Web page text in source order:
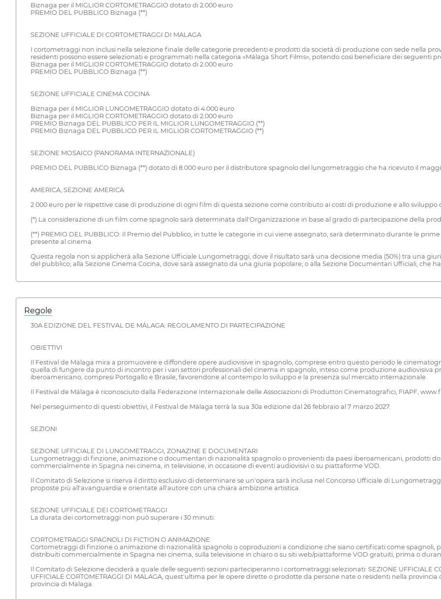
Biznaga per il MIGLIOR CORTOMETRAGGIO dotato di 2.000 euro
PREMIO DEL PUBBLICO Biznaga (**)
SEZIONE UFFICIALE DI CORTOMETRAGGI DI MALAGA
I cortometraggi non inclusi nella selezione finale delle categorie precedenti e prodotti da società di produzione con sede nella
residenti possono essere selezionati e programmati nella categoria «Málaga Short Films», potendo così beneficiare dei seguenti
Biznaga per il MIGLIOR CORTOMETRAGGIO dotato di 2.000 euro
PREMIO DEL PUBBLICO Biznaga (**)
SEZIONE UFFICIALE CINEMA COCINA
Biznaga per il MIGLIOR LUNGOMETRAGGIO dotato di 4.000 euro
Biznaga per il MIGLIOR CORTOMETRAGGIO dotato di 2.000 euro
PREMIO Biznaga DEL PUBBLICO PER IL MIGLIOR LUNGOMETRAGGIO (**)
PREMIO Biznaga DEL PUBBLICO PER IL MIGLIOR CORTOMETRAGGIO (**)
SEZIONE MOSAICO (PANORAMA INTERNAZIONALE)
PREMIO DEL PUBBLICO Biznaga (**) dotato di 8.000 euro per il distributore spagnolo del lungometraggio che ha ricevuto il
AMERICA, SEZIONE AMERICA
2.000 euro per le rispettive case di produzione di ogni film di questa sezione come contributo ai costi di produzione e allo
(*) La considerazione di un film come spagnolo sarà determinata dall'Organizzazione in base al grado di partecipazione della
(**) PREMIO DEL PUBBLICO: Il Premio del Pubblico, in tutte le categorie in cui viene assegnato, sarà determinato durante le
presente al cinema.
Questa regola non si applicherà alla Sezione Ufficiale Lungometraggi, dove il risultato sarà una decisione media (50%) tra una
del pubblico; alla Sezione Cinema Cocina, dove sarà assegnato da una giuria popolare; o alla Sezione Documentari Ufficiali, che
Regole
30A EDIZIONE DEL FESTIVAL DE MÁLAGA: REGOLAMENTO DI PARTECIPAZIONE
OBIETTIVI
Il Festival de Málaga mira a promuovere e diffondere opere audiovisive in spagnolo, comprese entro questo periodo le
quella di fungere da punto di incontro per i vari settori professionali del cinema in spagnolo, inteso come produzione audiovisiva
iberoamericano, compresi Portogallo e Brasile, favorendone al contempo lo sviluppo e la presenza sul mercato internazionale.
Il Festival de Málaga è riconosciuto dalla Federazione Internazionale delle Associazioni di Produttori Cinematografici, FIAPF,
Nel perseguimento di questi obiettivi, il Festival de Málaga terrà la sua 30a edizione dal 26 febbraio al 7 marzo 2027.
SEZIONI
SEZIONE UFFICIALE DI LUNGOMETRAGGI, ZONAZINE E DOCUMENTARI
Lungometraggi di finzione, animazione o documentari di nazionalità spagnolo o provenienti da paesi iberoamericani, prodotti
commercialmente in Spagna nei cinema, in televisione, in occasione di eventi audiovisivi o su piattaforme VOD.
Il Comitato di Selezione si riserva il diritto esclusivo di determinare se un'opera sarà inclusa nel Concorso Ufficiale di
proposte più all'avanguardia e orientate all'autore con una chiara ambizione artistica.
SEZIONE UFFICIALE DEI CORTOMETRAGGI
La durata dei cortometraggi non può superare i 30 minuti.
CORTOMETRAGGI SPAGNOLI DI FICTION O ANIMAZIONE
Cortometraggi di finzione o animazione di nazionalità spagnolo o coproduzioni a condizione che siano certificati come spagnoli,
distribuiti commercialmente in Spagna nei cinema, sulla televisione in chiaro o su siti web/piattaforme VOD gratuiti, prima o
Il Comitato di Selezione deciderà a quale delle seguenti sezioni parteciperanno i cortometraggi selezionati: SEZIONE UFFICIALE
UFFICIALE CORTOMETRAGGI DI MALAGA, quest'ultima per le opere dirette o prodotte da persone nate o residenti nella
provincia di Malaga.